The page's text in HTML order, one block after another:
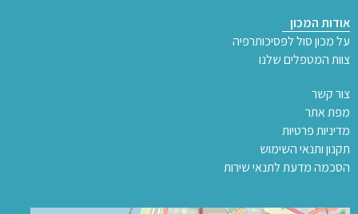
אודות המכון
על מכון סול לפסיכותרפיה
צוות המטפלים שלנו
צור קשר
מפת אתר
מדיניות פרטיות
תקנון ותנאי השימוש
הסכמה מדעת לתנאי שירות